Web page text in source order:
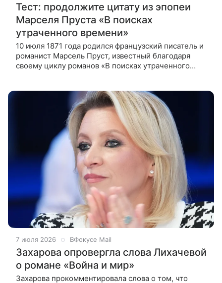
Тест: продолжите цитату из эпопеи
Марселя Пруста «В поисках
утраченного времени»
10 июля 1871 года родился французский писатель и
романист Марсель Пруст, известный благодаря
своему циклу романов «В поисках утраченного
7 июля 2026 ВФокусе Mail
Захарова опровергла слова Лихачевой
о романе «Война и мир»
Захарова прокомментировала слова о том, что